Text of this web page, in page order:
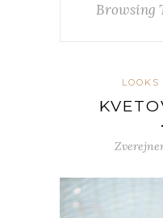
Browsing
LOOKS